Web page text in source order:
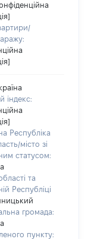
індекс:
Республіка
місто зі
статусом:
та
Республіці
громада:
пункту: